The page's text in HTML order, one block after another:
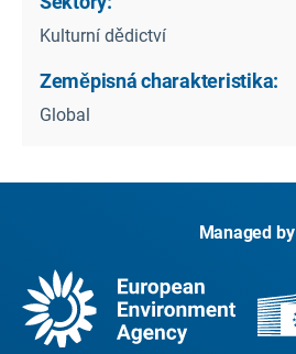
Kulturní dědictví
Zeměpisná charakteristika:
Global
Managed by